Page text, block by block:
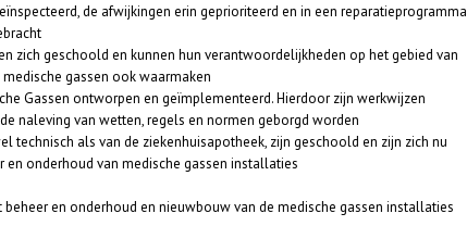
de afwijkingen erin geprioriteerd en in een reparatieprogramma
zich geschoold en kunnen hun verantwoordelijkheden op het gebied van
gassen ook waarmaken
Gassen ontworpen en geïmplementeerd. Hierdoor zijn werkwijzen
naleving van wetten, regels en normen geborgd worden
technisch als van de ziekenhuisapotheek, zijn geschoold en zijn zich nu
en onderhoud van medische gassen installaties
en onderhoud en nieuwbouw van de medische gassen installaties